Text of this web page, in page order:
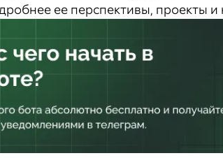
ее перспективы, проекты